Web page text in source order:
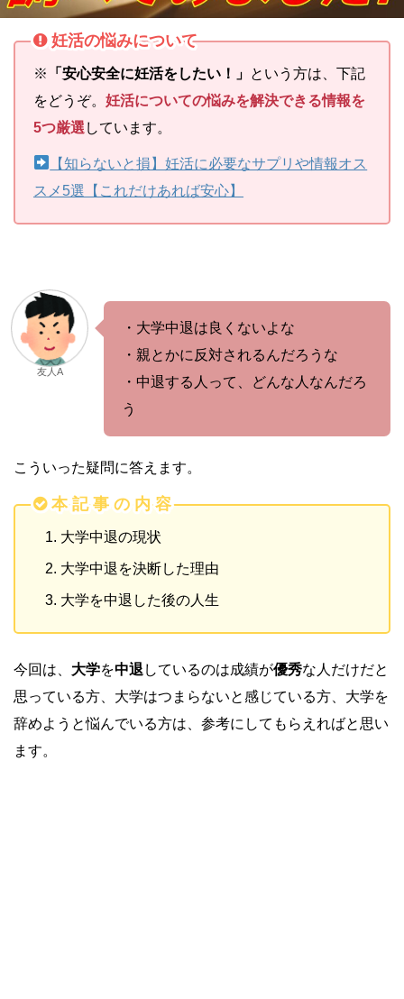
妊活の悩みについて
※ 「安心安全に妊活をしたい！」 という方は、下記
をどうぞ。 妊活についての悩みを解決できる情報を
5つ厳選 しています。
【知らないと損】妊活に必要なサプリや情報オス
スメ5選【これだけあれば安心】
友人A
・大学中退は良くないよな
・親とかに反対されるんだろうな
・中退する人って、どんな人なんだろ
う
こういった疑問に答えます。
本 記 事 の 内 容
大学中退の現状
大学中退を決断した理由
大学を中退した後の人生
今回は、 大学を中退 しているのは成績が優秀な人だけだと
思っている方、大学はつまらないと感じている方、大学を
辞めようと悩んでいる方は、参考にしてもらえればと思い
ます。